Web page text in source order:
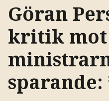
Göran
kritik mot
sparande: